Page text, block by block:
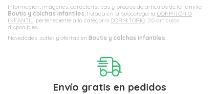
Información, imágenes, características y precios de artículos de la familia
Boutis y colchas infantiles, listada en la subcategoría DORMITORIO
INFANTIL, perteneciente a la categoría DORMITORIO. 20 artículos
disponibles.
Novedades, outlet y ofertas en Boutis y colchas infantiles.
Envío gratis en pedidos